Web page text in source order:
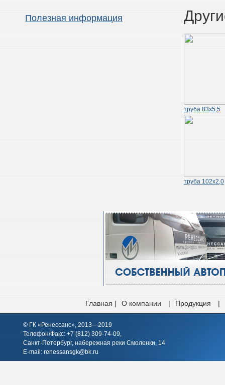
Полезная информация
труба 83х5,5
труба 102х2,0
Главная | О компании | Продукция |
© ГК «Ренессанс», 2013—2019
Телефон/Факс: +7 (812) 309-74-09,
Санкт-Петербург, набережная реки Смоленки, 14
E-mail: renessansgk@bk.ru